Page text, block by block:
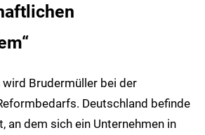
Brudermüller bei der
Deutschland befinde
an dem sich ein Unternehmen in